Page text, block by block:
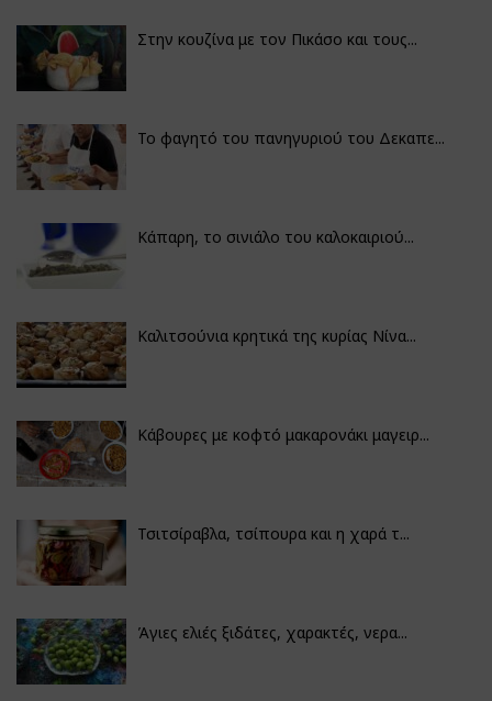
Στην κουζίνα με τον Πικάσο και τους...
Το φαγητό του πανηγυριού του Δεκαπε...
Κάπαρη, το σινιάλο του καλοκαιριού...
Καλιτσούνια κρητικά της κυρίας Νίνα...
Κάβουρες με κοφτό μακαρονάκι μαγειρ...
Τσιτσίραβλα, τσίπουρα και η χαρά τ...
Άγιες ελιές ξιδάτες, χαρακτές, νερα...